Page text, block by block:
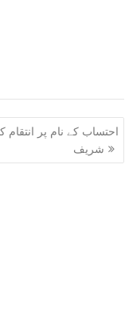
احتساب کے نام پر انتقام
شریف